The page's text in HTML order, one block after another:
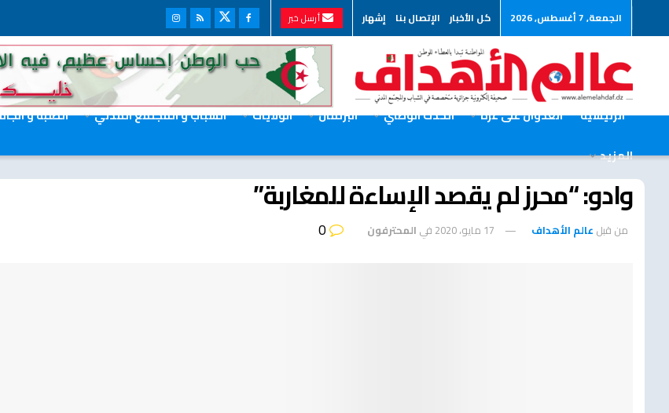
الجمعة, 7 أغسطس, 2026 كل الأخبار الإتصال بنا إشهار أرسل خبر
الرئيسية العدوان على غزة الحدث الوطني البرلمان الولايات الشباب و المجتمع المدني الطلبة و
المزيد
وادو: “محرز لم يقصد الإساءة للمغاربة”
من قبل عالم الأهداف 17 مايو، 2020 في المحترفون